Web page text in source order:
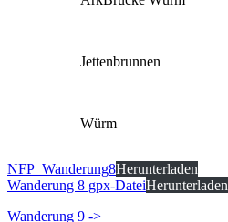
Jettenbrunnen
Würm
NFP_Wanderung8Herunterladen
Wanderung 8 gpx-DateiHerunterladen
Wanderung 9 ->